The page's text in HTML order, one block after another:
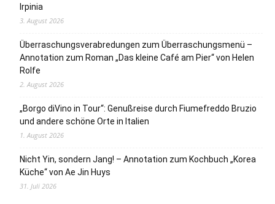
Irpinia
3. August 2026
Überraschungsverabredungen zum Überraschungsmenü –
Annotation zum Roman „Das kleine Café am Pier“ von Helen
Rolfe
2. August 2026
„Borgo diVino in Tour“: Genußreise durch Fiumefreddo Bruzio
und andere schöne Orte in Italien
1. August 2026
Nicht Yin, sondern Jang! – Annotation zum Kochbuch „Korea
Küche“ von Ae Jin Huys
31. Juli 2026